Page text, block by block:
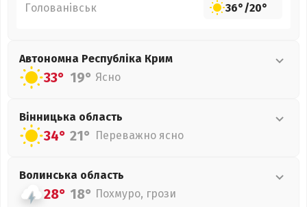
Голованівськ 36°/20°
Автономна Республіка Крим
33° 19° Ясно
Вінницька область
34° 21° Переважно ясно
Волинська область
28° 18° Похмуро, грози